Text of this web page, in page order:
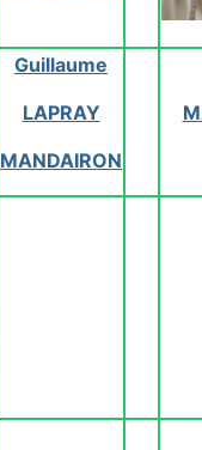
Guillaume
LAPRAY
MANDAIRON